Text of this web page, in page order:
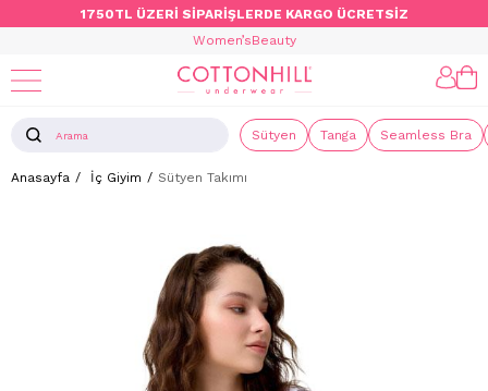
1750TL ÜZERİ SİPARİŞLERDE KARGO ÜCRETSİZ
Women’sBeauty
Sütyen Tanga Seamless Bra
Anasayfa İç Giyim Sütyen Takımı